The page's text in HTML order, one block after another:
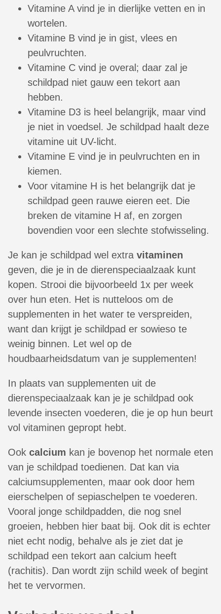
Vitamine A vind je in dierlijke vetten en in
wortelen.
Vitamine B vind je in gist, vlees en
peulvruchten.
Vitamine C vind je overal; daar zal je
schildpad niet gauw een tekort aan
hebben.
Vitamine D3 is heel belangrijk, maar vind
je niet in voedsel. Je schildpad haalt deze
vitamine uit UV-licht.
Vitamine E vind je in peulvruchten en in
kiemen.
Voor vitamine H is het belangrijk dat je
schildpad geen rauwe eieren eet. Die
breken de vitamine H af, en zorgen
bovendien voor een slechte stofwisseling.
Je kan je schildpad wel extra vitaminen
geven, die je in de dierenspeciaalzaak kunt
kopen. Strooi die bijvoorbeeld 1x per week
over hun eten. Het is nutteloos om de
supplementen in het water te verspreiden,
want dan krijgt je schildpad er sowieso te
weinig binnen. Let wel op de
houdbaarheidsdatum van je supplementen!
In plaats van supplementen uit de
dierenspeciaalzaak kan je je schildpad ook
levende insecten voederen, die je op hun beurt
vol vitaminen gepropt hebt.
Ook calcium kan je bovenop het normale eten
van je schildpad toedienen. Dat kan via
calciumsupplementen, maar ook door hem
eierschelpen of sepiaschelpen te voederen.
Vooral jonge schildpadden, die nog snel
groeien, hebben hier baat bij. Ook dit is echter
niet echt nodig, behalve als je ziet dat je
schildpad een tekort aan calcium heeft
(rachitis). Dan wordt zijn schild week of begint
het te vervormen.